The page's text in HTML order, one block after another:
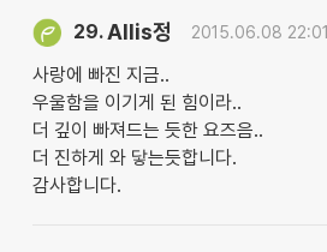
29.Allis정 2015.06.08 22:01
사랑에 빠진 지금..
우울함을 이기게 된 힘이라..
더 깊이 빠져드는 듯한 요즈음..
더 진하게 와 닿는듯합니다.
감사합니다.